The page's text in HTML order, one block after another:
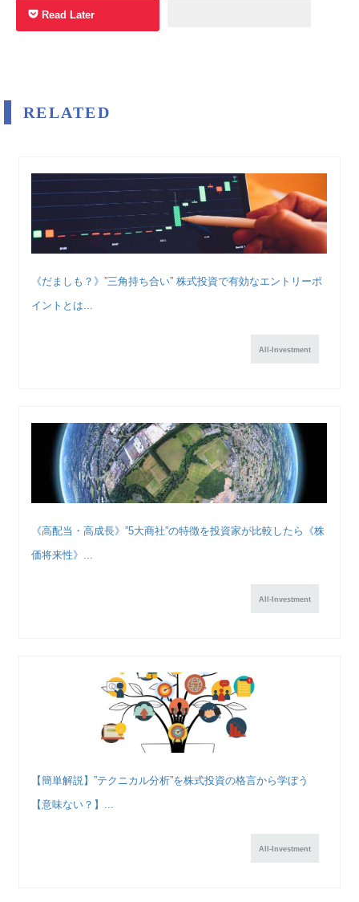
Read Later
RELATED
《だましも？》”三角持ち合い” 株式投資で有効なエントリーポ
イントとは...
All-Investment
《高配当・高成長》”5大商社”の特徴を投資家が比較したら《株
価将来性》...
All-Investment
【簡単解説】”テクニカル分析”を株式投資の格言から学ぼう
【意味ない？】...
All-Investment